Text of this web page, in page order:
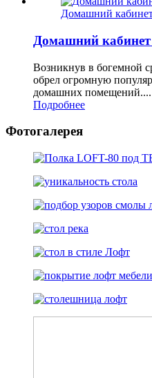
Домашний
Домашний
Возникнув в богемной
обрел огромную
домашних помещений....
Подробнее
Фотогалерея